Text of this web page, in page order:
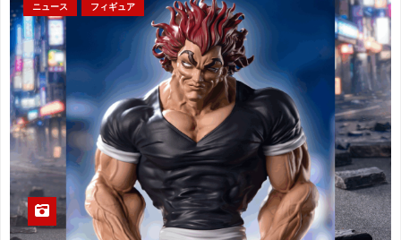
ニュース フィギュア